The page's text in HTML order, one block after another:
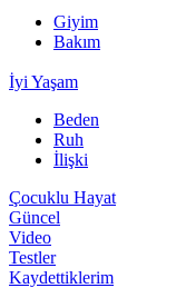
Giyim
Bakım
İyi Yaşam
Beden
Ruh
İlişki
Çocuklu Hayat
Güncel
Video
Testler
Kaydettiklerim